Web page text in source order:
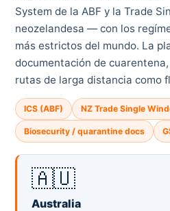
System de la ABF y la Trade
neozelandesa — con los
más estrictos del mundo. La
documentación de
rutas de larga distancia como
ICS (ABF) NZ Trade Single
Biosecurity / quarantine docs
🇦🇺
Australia